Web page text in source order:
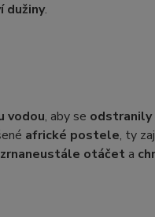
dužiny.
vodou, aby se odstranily
africké postele, ty
zrnaneustále otáčet a